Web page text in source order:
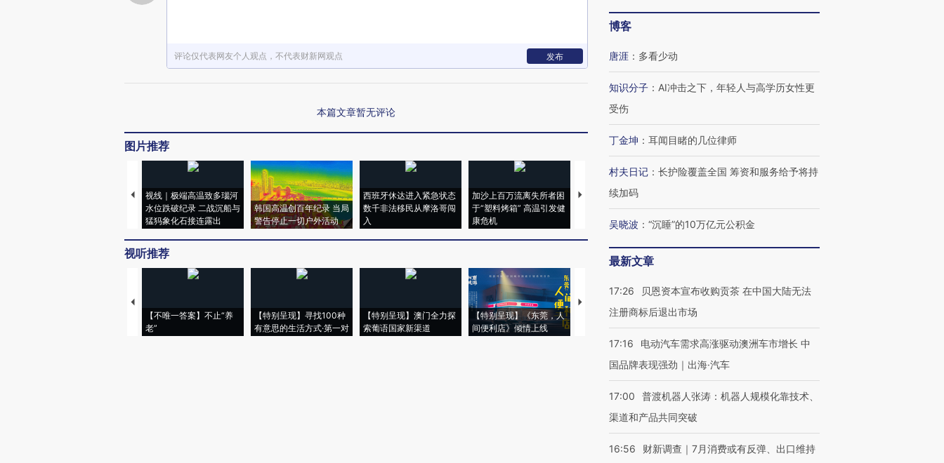
评论仅代表网友个人观点，不代表财新网观点 发布
本篇文章暂无评论
图片推荐
视线｜极端高温致多瑙河
水位跌破纪录 二战沉船与
猛犸象化石接连露出
韩国高温创百年纪录 当局
警告停止一切户外活动
西班牙休达进入紧急状态
数千非法移民从摩洛哥闯
入
加沙上百万流离失所者困
于“塑料烤箱” 高温引发健
康危机
视线｜HYROX的吸金
术：是什么让中产们甘
心“花钱找虐”？
粒摇头丸 尿检体内含3种
毒品
度Z世代 用街头抗争将教
视听推荐
【不唯一答案】不止“养
老”
【特别呈现】寻找100种
有意思的生活方式·第一对
【特别呈现】澳门全力探
索葡语国家新渠道
【特别呈现】《东莞，人
间便利店》倾情上线
【推广】走进第四届链博
会，让数智科技“链”接产
【特别呈现】寻找100种
有意思的生活方式·第三对
住三大增长引擎是什么？
博客
唐涯 ： 多看少动
知识分子 ： AI冲击之下，年轻人与高学历女性更
受伤
丁金坤 ： 耳闻目睹的几位律师
村夫日记 ： 长护险覆盖全国 筹资和服务给予将持
续加码
吴晓波 ： “沉睡”的10万亿元公积金
最新文章
17:26
贝恩资本宣布收购贡茶 在中国大陆无法
注册商标后退出市场
17:16
电动汽车需求高涨驱动澳洲车市增长 中
国品牌表现强劲｜出海·汽车
17:00
普渡机器人张涛：机器人规模化靠技术、
渠道和产品共同突破
16:56
财新调查｜7月消费或有反弹、出口维持